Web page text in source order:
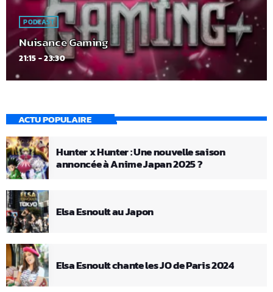
PODCAST
Nuisance Gaming
21:15 - 23:30
ACTU POPULAIRE
Hunter x Hunter : Une nouvelle saison
annoncée à Anime Japan 2025 ?
Elsa Esnoult au Japon
Elsa Esnoult chante les JO de Paris 2024